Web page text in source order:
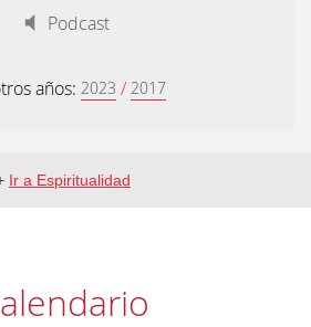
Podcast
años: 2023 / 2017
Ir a Espiritualidad